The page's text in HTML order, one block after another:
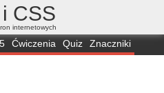
CSS
internetowych
Ćwiczenia Quiz
Znaczniki